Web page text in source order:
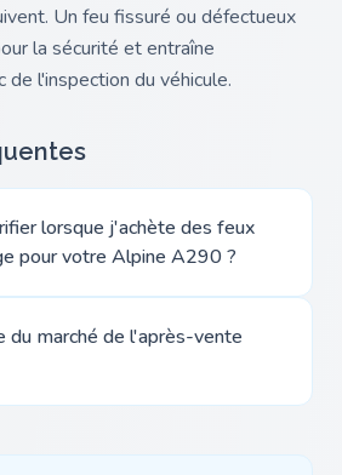
Un feu fissuré ou défectueux
la sécurité et entraîne
de l'inspection du véhicule.
lorsque j'achète des feux
pour votre Alpine A290 ?
du marché de l'après-vente